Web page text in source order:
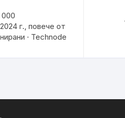
000
г., повече от
· Technode